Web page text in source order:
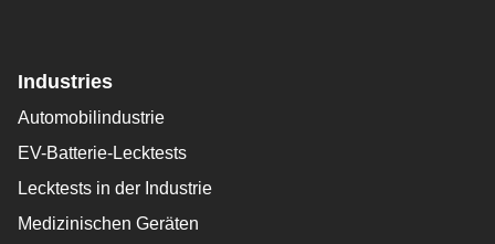
Industries
Automobilindustrie
EV-Batterie-Lecktests
Lecktests in der Industrie
Medizinischen Geräten